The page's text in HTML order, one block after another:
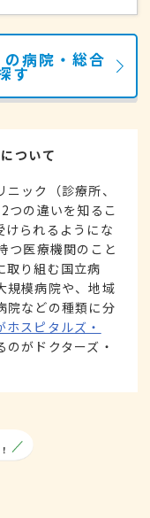
の病院・総合
す
ついて
ック（診療所、
つの違いを知るこ
けられるようにな
つ医療機関のこと
取り組む国立病
規模病院や、地域
院などの種類に分
ホスピタルズ・
がドクターズ・